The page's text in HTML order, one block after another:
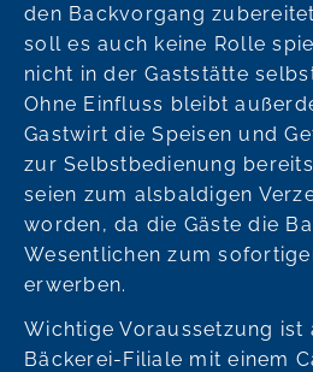
den Backvorgang
soll es auch keine Rolle
nicht in der Gaststätte
Ohne Einfluss bleibt
Gastwirt die Speisen und
zur Selbstbedienung
seien zum alsbaldigen
worden, da die Gäste die
Wesentlichen zum
erwerben.
Wichtige Voraussetzung ist
Bäckerei-Filiale mit einem